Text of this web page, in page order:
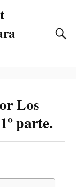
Los
parte.